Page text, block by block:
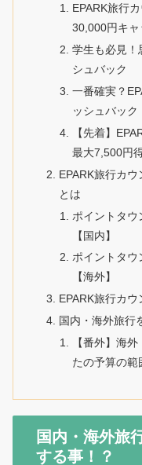
EPARK旅行
30,000円キャ
学生も必見！
シュバック
一番確実？
ッシュバック
【先着】
最大7,500円
EPARK旅行カウ
とは
ポイントタウ
【国内】
ポイントタウ
【海外】
EPARK旅行カ
国内・海外旅行
【番外】海
たの予算の範
国内・海外旅
する事！？